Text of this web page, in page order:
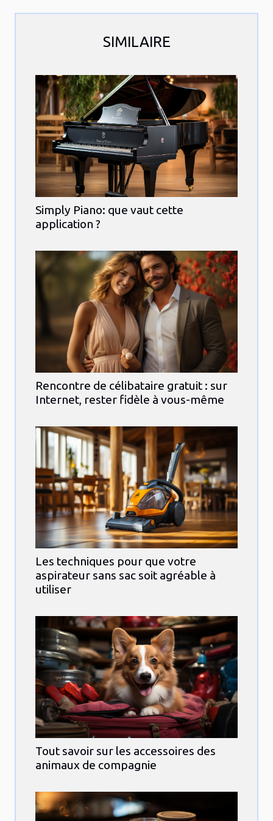
SIMILAIRE
Simply Piano: que vaut cette
application ?
Rencontre de célibataire gratuit : sur
Internet, rester fidèle à vous-même
Les techniques pour que votre
aspirateur sans sac soit agréable à
utiliser
Tout savoir sur les accessoires des
animaux de compagnie